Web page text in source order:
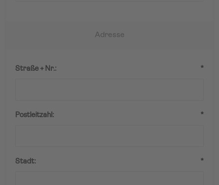
Adresse
Straße + Nr.: *
Postleitzahl: *
Stadt: *